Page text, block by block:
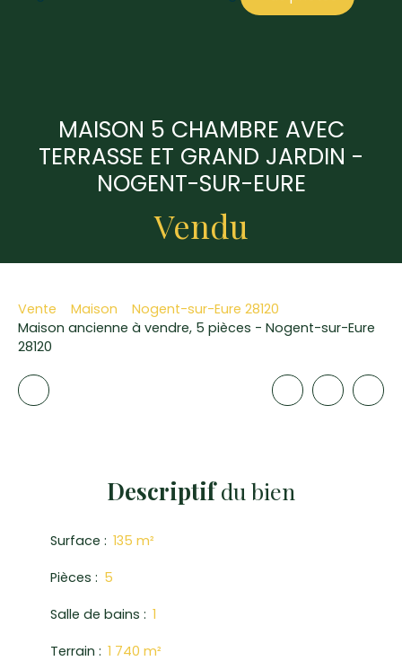
MAISON 5 CHAMBRE AVEC
TERRASSE ET GRAND JARDIN -
NOGENT-SUR-EURE
Vendu
Vente Maison
Nogent-sur-Eure 28120
Maison ancienne à vendre, 5 pièces - Nogent-sur-Eure
28120
Descriptifdu bien
Surface : 135 m²
Pièces : 5
Salle de bains : 1
Terrain : 1 740 m²